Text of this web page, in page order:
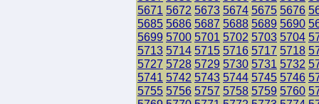
5671 5672 5673 5674 5675 5676
5685 5686 5687 5688 5689 5690
5699 5700 5701 5702 5703 5704
5713 5714 5715 5716 5717 5718
5727 5728 5729 5730 5731 5732
5741 5742 5743 5744 5745 5746
5755 5756 5757 5758 5759 5760